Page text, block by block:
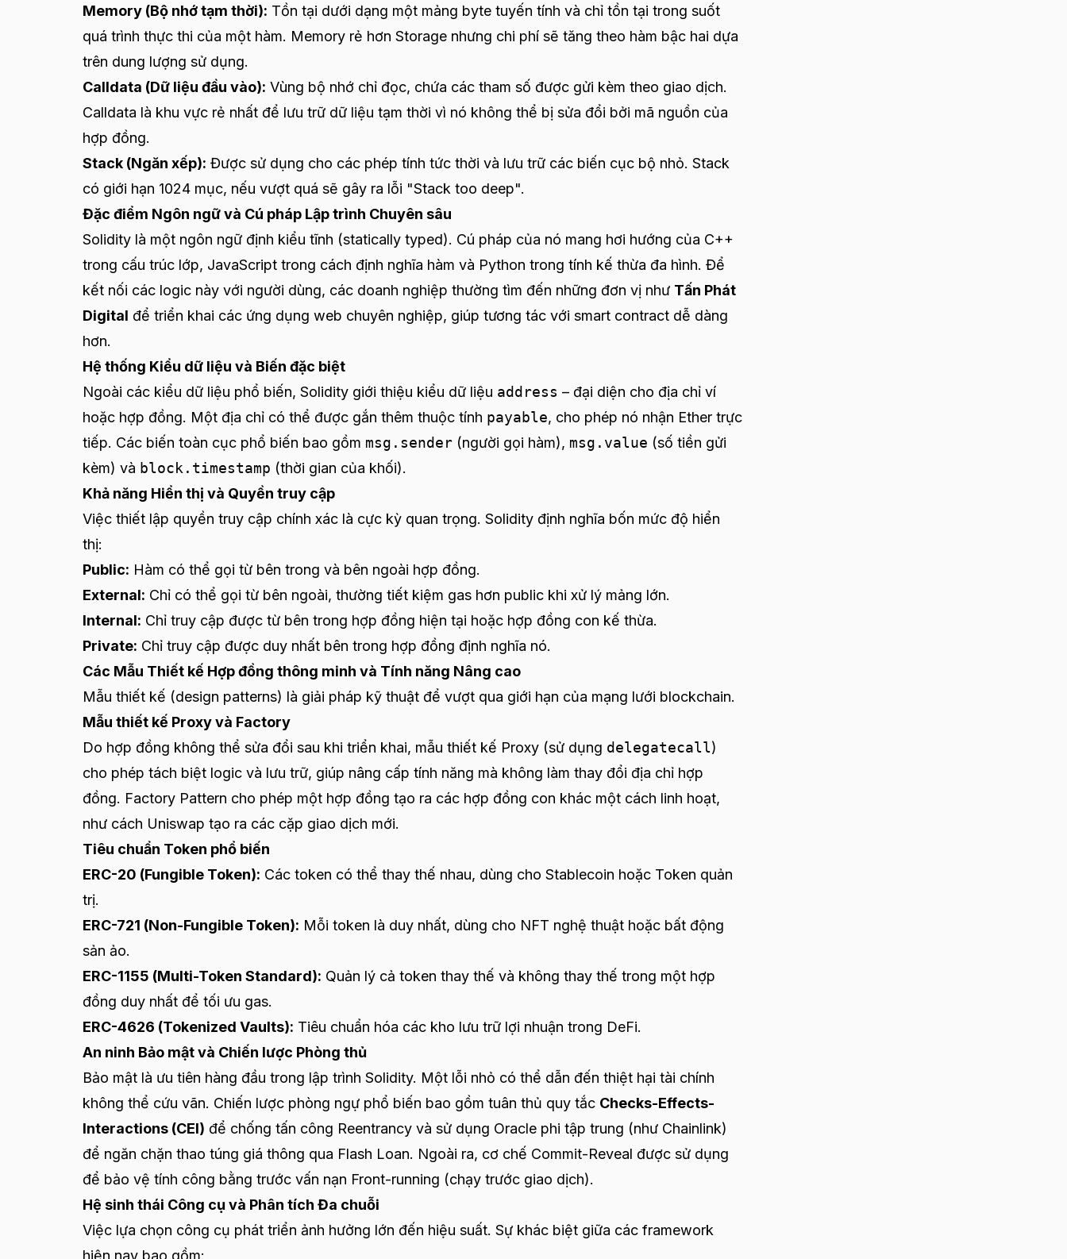
Memory (Bộ nhớ tạm thời): Tồn tại dưới dạng một mảng byte tuyến tính và chỉ tồn tại trong suốt
quá trình thực thi của một hàm. Memory rẻ hơn Storage nhưng chi phí sẽ tăng theo hàm bậc hai dựa
trên dung lượng sử dụng.
Calldata (Dữ liệu đầu vào): Vùng bộ nhớ chỉ đọc, chứa các tham số được gửi kèm theo giao dịch.
Calldata là khu vực rẻ nhất để lưu trữ dữ liệu tạm thời vì nó không thể bị sửa đổi bởi mã nguồn của
hợp đồng.
Stack (Ngăn xếp): Được sử dụng cho các phép tính tức thời và lưu trữ các biến cục bộ nhỏ. Stack
có giới hạn 1024 mục, nếu vượt quá sẽ gây ra lỗi "Stack too deep".
Đặc điểm Ngôn ngữ và Cú pháp Lập trình Chuyên sâu
Solidity là một ngôn ngữ định kiểu tĩnh (statically typed). Cú pháp của nó mang hơi hướng của C++
trong cấu trúc lớp, JavaScript trong cách định nghĩa hàm và Python trong tính kế thừa đa hình. Để
kết nối các logic này với người dùng, các doanh nghiệp thường tìm đến những đơn vị như Tấn Phát
Digital để triển khai các ứng dụng web chuyên nghiệp, giúp tương tác với smart contract dễ dàng
hơn.
Hệ thống Kiểu dữ liệu và Biến đặc biệt
Ngoài các kiểu dữ liệu phổ biến, Solidity giới thiệu kiểu dữ liệu address – đại diện cho địa chỉ ví
hoặc hợp đồng. Một địa chỉ có thể được gắn thêm thuộc tính payable, cho phép nó nhận Ether trực
tiếp. Các biến toàn cục phổ biến bao gồm msg.sender (người gọi hàm), msg.value (số tiền gửi
kèm) và block.timestamp (thời gian của khối).
Khả năng Hiển thị và Quyền truy cập
Việc thiết lập quyền truy cập chính xác là cực kỳ quan trọng. Solidity định nghĩa bốn mức độ hiển
thị:
Public: Hàm có thể gọi từ bên trong và bên ngoài hợp đồng.
External: Chỉ có thể gọi từ bên ngoài, thường tiết kiệm gas hơn public khi xử lý mảng lớn.
Internal: Chỉ truy cập được từ bên trong hợp đồng hiện tại hoặc hợp đồng con kế thừa.
Private: Chỉ truy cập được duy nhất bên trong hợp đồng định nghĩa nó.
Các Mẫu Thiết kế Hợp đồng thông minh và Tính năng Nâng cao
Mẫu thiết kế (design patterns) là giải pháp kỹ thuật để vượt qua giới hạn của mạng lưới blockchain.
Mẫu thiết kế Proxy và Factory
Do hợp đồng không thể sửa đổi sau khi triển khai, mẫu thiết kế Proxy (sử dụng delegatecall)
cho phép tách biệt logic và lưu trữ, giúp nâng cấp tính năng mà không làm thay đổi địa chỉ hợp
đồng. Factory Pattern cho phép một hợp đồng tạo ra các hợp đồng con khác một cách linh hoạt,
như cách Uniswap tạo ra các cặp giao dịch mới.
Tiêu chuẩn Token phổ biến
ERC-20 (Fungible Token): Các token có thể thay thế nhau, dùng cho Stablecoin hoặc Token quản
trị.
ERC-721 (Non-Fungible Token): Mỗi token là duy nhất, dùng cho NFT nghệ thuật hoặc bất động
sản ảo.
ERC-1155 (Multi-Token Standard): Quản lý cả token thay thế và không thay thế trong một hợp
đồng duy nhất để tối ưu gas.
ERC-4626 (Tokenized Vaults): Tiêu chuẩn hóa các kho lưu trữ lợi nhuận trong DeFi.
An ninh Bảo mật và Chiến lược Phòng thủ
Bảo mật là ưu tiên hàng đầu trong lập trình Solidity. Một lỗi nhỏ có thể dẫn đến thiệt hại tài chính
không thể cứu vãn. Chiến lược phòng ngự phổ biến bao gồm tuân thủ quy tắc Checks-Effects-
Interactions (CEI) để chống tấn công Reentrancy và sử dụng Oracle phi tập trung (như Chainlink)
để ngăn chặn thao túng giá thông qua Flash Loan. Ngoài ra, cơ chế Commit-Reveal được sử dụng
để bảo vệ tính công bằng trước vấn nạn Front-running (chạy trước giao dịch).
Hệ sinh thái Công cụ và Phân tích Đa chuỗi
Việc lựa chọn công cụ phát triển ảnh hưởng lớn đến hiệu suất. Sự khác biệt giữa các framework
hiện nay bao gồm: